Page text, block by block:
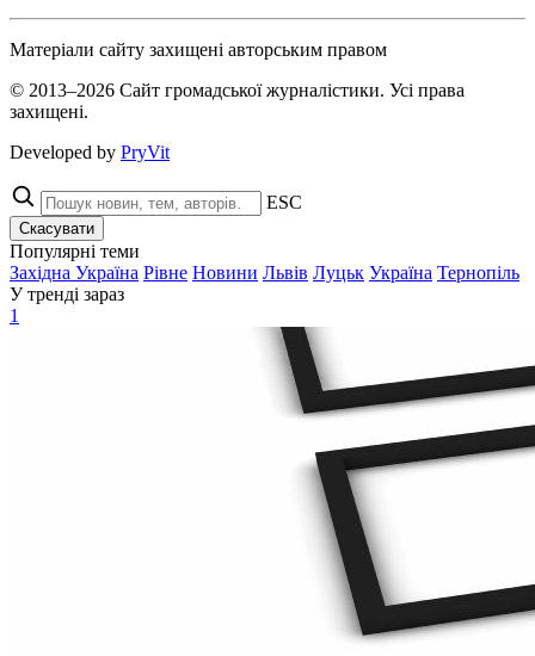
Матеріали сайту захищені авторським правом
© 2013–2026 Сайт громадської журналістики. Усі права
захищені.
Developed by PryVit
ESC
Скасувати
Популярні теми
Західна Україна Рівне Новини Львів Луцьк Україна Тернопіль
У тренді зараз
1